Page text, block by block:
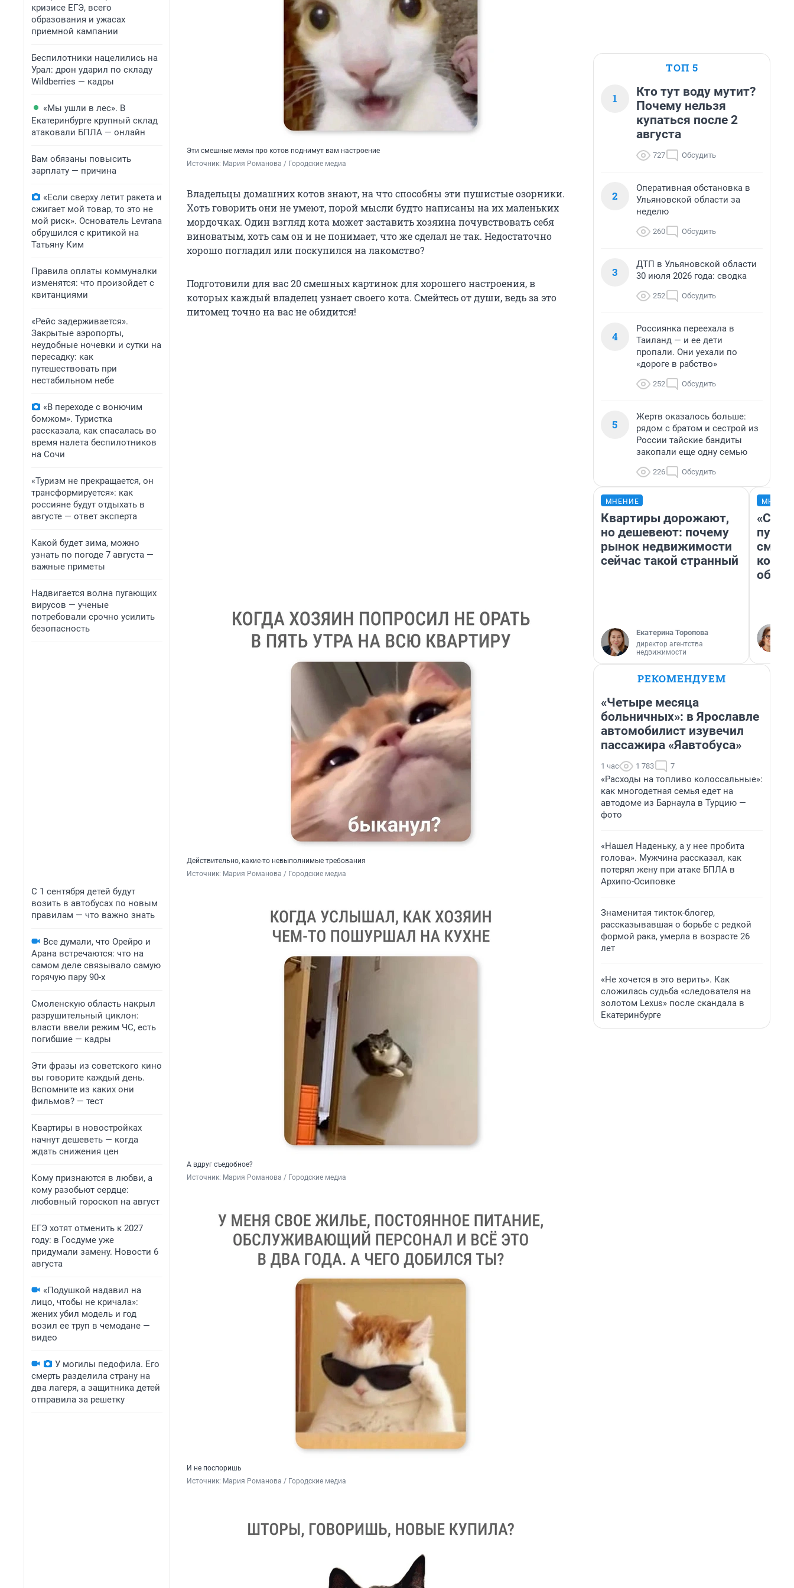
кризисе ЕГЭ, всего
образования и ужасах
приемной кампании
Беспилотники нацелились на
Урал: дрон ударил по складу
Wildberries — кадры
«Мы ушли в лес». В
Екатеринбурге крупный склад
атаковали БПЛА — онлайн
Вам обязаны повысить
зарплату — причина
«Если сверху летит ракета и
сжигает мой товар, то это не
мой риск». Основатель Levrana
обрушился с критикой на
Татьяну Ким
Правила оплаты коммуналки
изменятся: что произойдет с
квитанциями
«Рейс задерживается».
Закрытые аэропорты,
неудобные ночевки и сутки на
пересадку: как
путешествовать при
нестабильном небе
«В переходе с вонючим
бомжом». Туристка
рассказала, как спасалась во
время налета беспилотников
на Сочи
«Туризм не прекращается, он
трансформируется»: как
россияне будут отдыхать в
августе — ответ эксперта
Какой будет зима, можно
узнать по погоде 7 августа —
важные приметы
Надвигается волна пугающих
вирусов — ученые
потребовали срочно усилить
безопасность
С 1 сентября детей будут
возить в автобусах по новым
правилам — что важно знать
Все думали, что Орейро и
Арана встречаются: что на
самом деле связывало самую
горячую пару 90-х
Смоленскую область накрыл
разрушительный циклон:
власти ввели режим ЧС, есть
погибшие — кадры
Эти фразы из советского кино
вы говорите каждый день.
Вспомните из каких они
фильмов? — тест
Квартиры в новостройках
начнут дешеветь — когда
ждать снижения цен
Кому признаются в любви, а
кому разобьют сердце:
любовный гороскоп на август
ЕГЭ хотят отменить к 2027
году: в Госдуме уже
придумали замену. Новости 6
августа
«Подушкой надавил на
лицо, чтобы не кричала»:
жених убил модель и год
возил ее труп в чемодане —
видео
У могилы педофила. Его
смерть разделила страну на
два лагеря, а защитника детей
отправила за решетку
Эти смешные мемы про котов поднимут вам настроение
Источник: Мария Романова / Городские медиа
Владельцы домашних котов знают, на что способны эти пушистые озорники.
Хоть говорить они не умеют, порой мысли будто написаны на их маленьких
мордочках. Один взгляд кота может заставить хозяина почувствовать себя
виноватым, хоть сам он и не понимает, что же сделал не так. Недостаточно
хорошо погладил или поскупился на лакомство?
Подготовили для вас 20 смешных картинок для хорошего настроения, в
которых каждый владелец узнает своего кота. Смейтесь от души, ведь за это
питомец точно на вас не обидится!
Действительно, какие-то невыполнимые требования
Источник: Мария Романова / Городские медиа
А вдруг съедобное?
Источник: Мария Романова / Городские медиа
И не поспоришь
Источник: Мария Романова / Городские медиа
ТОП 5
1
Кто тут воду мутит?
Почему нельзя
купаться после 2
августа
727 Обсудить
2
Оперативная обстановка в
Ульяновской области за
неделю
260 Обсудить
3
ДТП в Ульяновской области
30 июля 2026 года: сводка
252 Обсудить
4
Россиянка переехала в
Таиланд — и ее дети
пропали. Они уехали по
«дороге в рабство»
252 Обсудить
5
Жертв оказалось больше:
рядом с братом и сестрой из
России тайские бандиты
закопали еще одну семью
226 Обсудить
МНЕНИЕ
Квартиры дорожают,
но дешевеют: почему
рынок недвижимости
сейчас такой странный
Екатерина Торопова
директор агентства
недвижимости
РЕКОМЕНДУЕМ
«Четыре месяца
больничных»: в Ярославле
автомобилист изувечил
пассажира «Яавтобуса»
1 час 1 783 7
«Расходы на топливо колоссальные»:
как многодетная семья едет на
автодоме из Барнаула в Турцию —
фото
«Нашел Наденьку, а у нее пробита
голова». Мужчина рассказал, как
потерял жену при атаке БПЛА в
Архипо-Осиповке
Знаменитая тикток-блогер,
рассказывавшая о борьбе с редкой
формой рака, умерла в возрасте 26
лет
«Не хочется в это верить». Как
сложилась судьба «следователя на
золотом Lexus» после скандала в
Екатеринбурге